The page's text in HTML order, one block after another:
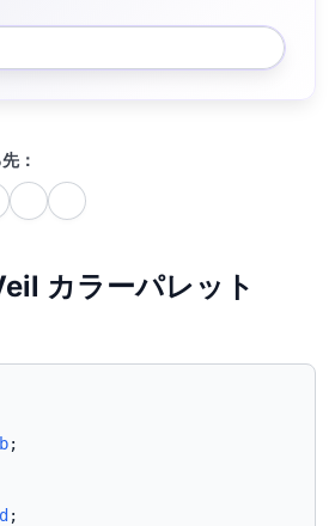
：
カラーパレット
;
;